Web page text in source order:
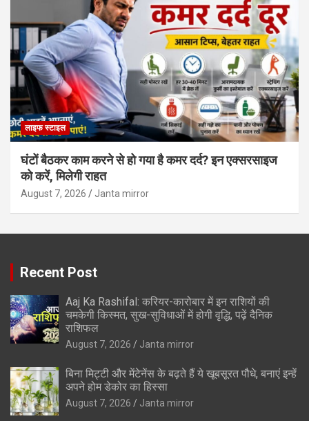
लाइफ स्टाइल
घंटों बैठकर काम करने से हो गया है कमर दर्द? इन एक्सरसाइज
को करें, मिलेगी राहत
August 7, 2026 Janta mirror
Recent Post
Aaj Ka Rashifal: करियर-कारोबार में इन राशियों की
चमकेगी किस्मत, सुख-सुविधाओं में होगी वृद्धि, पढ़ें दैनिक
राशिफल
August 7, 2026 Janta mirror
बिना मिट्टी और मेंटेनेंस के बढ़ते हैं ये खूबसूरत पौधे, बनाएं इन्‍हें
अपने होम डेकोर का हिस्‍सा
August 7, 2026 Janta mirror